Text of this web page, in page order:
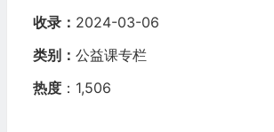
收录： 2024-03-06
类别： 公益课专栏
热度：1,506